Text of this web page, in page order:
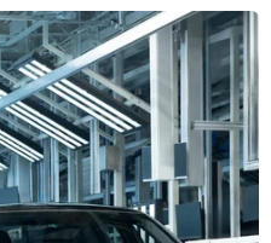
hàng dẫn đầu về
và nhỏ